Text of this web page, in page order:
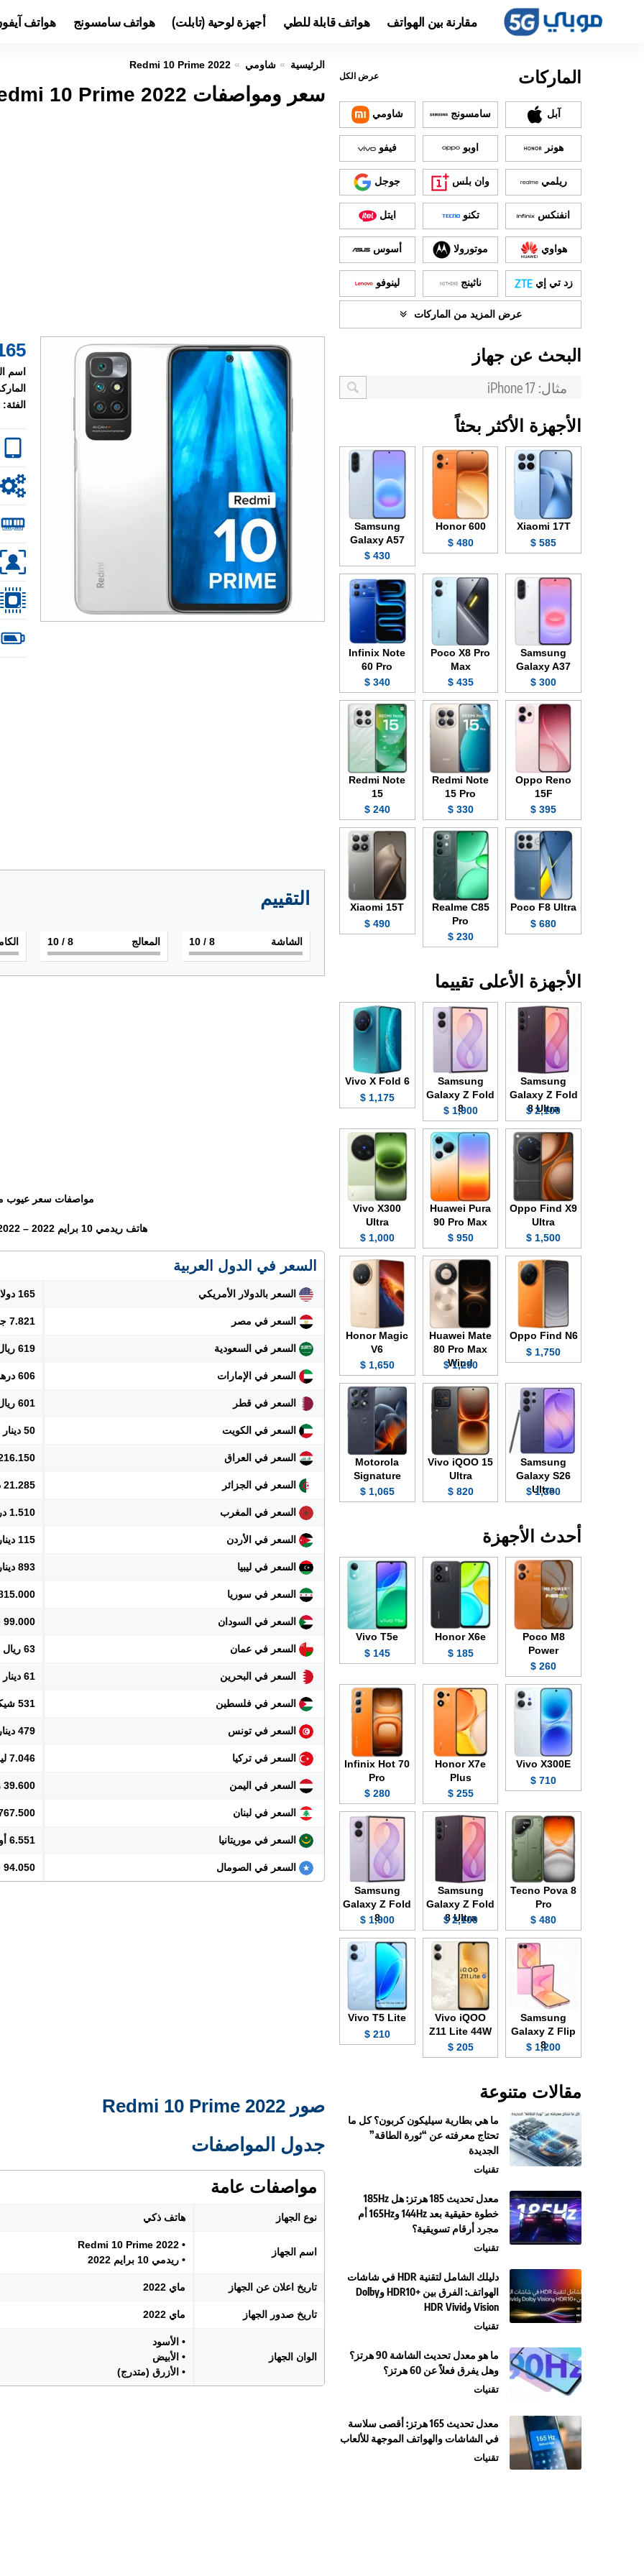
مقارنة بين الهواتف هواتف قابلة للطي أجهزة لوحية (تابلت) هواتف سامسونج هواتف
الرئيسية شاومي Redmi 10 Prime 2022
سعر ومواصفات Redmi 10 Prime 2022 عيوب ومميزات
$
اسم
الفئة:
التقييم
الشاشة 8
/ 10 المعالج 8
/ 10
مواصفات سعر عيوب
هاتف ريدمي 10 برايم 2022 – Redmi 10 Prime 2022
السعر في الدول العربية
السعر بالدولار الأمريكي 165 دولار
السعر في مصر 7.821 جنيه
السعر في السعودية 619 ريال
السعر في الإمارات 606 درهم
السعر في قطر 601 ريال
السعر في الكويت 50 دينار
السعر في العراق 216.150
السعر في الجزائر 21.285 دينار
السعر في المغرب 1.510 درهم
السعر في الأردن 115 دينار
السعر في ليبيا 893 دينار
السعر في سوريا 1.815.000
السعر في السودان 99.000 جنيه
السعر في عمان 63 ريال
السعر في البحرين 61 دينار
السعر في فلسطين 531 شيكل
السعر في تونس 479 دينار
السعر في تركيا 7.046 ليرة
السعر في اليمن 39.600 ريال
السعر في لبنان
السعر في موريتانيا 6.551 أوقية
السعر في الصومال 94.050 شلن
صور Redmi 10 Prime 2022
جدول المواصفات
مواصفات عامة
نوع الجهاز هاتف ذكي
اسم الجهاز
• Redmi 10 Prime 2022
• ريدمي 10 برايم 2022
تاريخ اعلان عن الجهاز ماي 2022
تاريخ صدور الجهاز ماي 2022
الوان الجهاز
• الأسود
• الأبيض
• الأزرق (متدرج)
الماركات عرض الكل
آبل سامسونج شاومي
هونر اوبو فيفو
ريلمي وان بلس جوجل
انفنكس تكنو ايتل
هواوي موتورولا أسوس
زد تي إي ناثينج لينوفو
عرض المزيد من الماركات
البحث عن جهاز
الأجهزة الأكثر بحثاً
Xiaomi 17T
585 $
Honor 600
480 $
Samsung
Galaxy A57
430 $
Samsung
Galaxy A37
300 $
Poco X8 Pro
Max
435 $
Infinix Note
60 Pro
340 $
Oppo Reno
15F
395 $
Redmi Note
15 Pro
330 $
Redmi Note
15
240 $
Poco F8 Ultra
680 $
Realme C85
Pro
230 $
Xiaomi 15T
490 $
الأجهزة الأعلى تقييما
Samsung
Galaxy Z Fold
8 Ultra
2,100 $
Samsung
Galaxy Z Fold
8
1,900 $
Vivo X Fold 6
1,175 $
Oppo Find X9
Ultra
1,500 $
Huawei Pura
90 Pro Max
950 $
Vivo X300
Ultra
1,000 $
Oppo Find N6
1,750 $
Huawei Mate
80 Pro Max
Wind
1,250 $
Honor Magic
V6
1,650 $
Samsung
Galaxy S26
Ultra
1,300 $
Vivo iQOO 15
Ultra
820 $
Motorola
Signature
1,065 $
أحدث الأجهزة
Poco M8
Power
260 $
Honor X6e
185 $
Vivo T5e
145 $
Vivo X300E
710 $
Honor X7e
Plus
255 $
Infinix Hot 70
Pro
280 $
Tecno Pova 8
Pro
480 $
Samsung
Galaxy Z Fold
8 Ultra
2,100 $
Samsung
Galaxy Z Fold
8
1,900 $
Samsung
Galaxy Z Flip
8
1,200 $
Vivo iQOO
Z11 Lite 44W
205 $
Vivo T5 Lite
210 $
مقالات متنوعة
ما هي بطارية سيليكون كربون؟ كل ما
تحتاج معرفته عن “ثورة الطاقة”
الجديدة
تقنيات
معدل تحديث 185 هرتز: هل 185Hz
خطوة حقيقية بعد 144Hz و165Hz أم
مجرد أرقام تسويقية؟
تقنيات
دليلك الشامل لتقنية HDR في شاشات
الهواتف: الفرق بين +HDR10 وDolby
Vision وHDR Vivid
تقنيات
ما هو معدل تحديث الشاشة 90 هرتز؟
وهل يفرق فعلاً عن 60 هرتز؟
تقنيات
معدل تحديث 165 هرتز: أقصى سلاسة
في الشاشات والهواتف الموجهة للألعاب
تقنيات